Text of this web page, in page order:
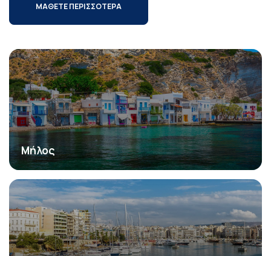
ΜΑΘΕΤΕ ΠΕΡΙΣΣΟΤΕΡΑ
Μήλος